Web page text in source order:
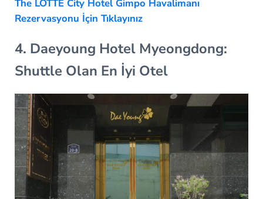
The LOTTE City Hotel Gimpo Havalimanı
Rezervasyonu İçin Tıklayınız
4. Daeyoung Hotel Myeongdong:
Shuttle Olan En İyi Otel